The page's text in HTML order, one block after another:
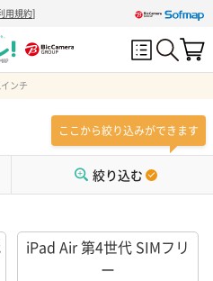
用規約]
ンチ
ここから絞り込みができます
絞り込む
iPad Air 第4世代 SIMフリ
ー